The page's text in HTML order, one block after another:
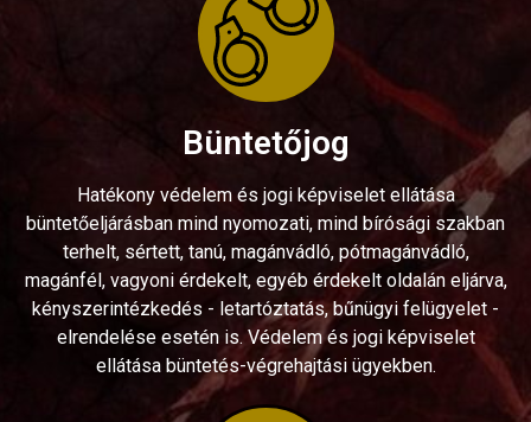
Büntetőjog
Hatékony védelem és jogi képviselet ellátása
büntetőeljárásban mind nyomozati, mind bírósági szakban
terhelt, sértett, tanú, magánvádló, pótmagánvádló,
magánfél, vagyoni érdekelt, egyéb érdekelt oldalán eljárva,
kényszerintézkedés - letartóztatás, bűnügyi felügyelet -
elrendelése esetén is. Védelem és jogi képviselet
ellátása büntetés-végrehajtási ügyekben.